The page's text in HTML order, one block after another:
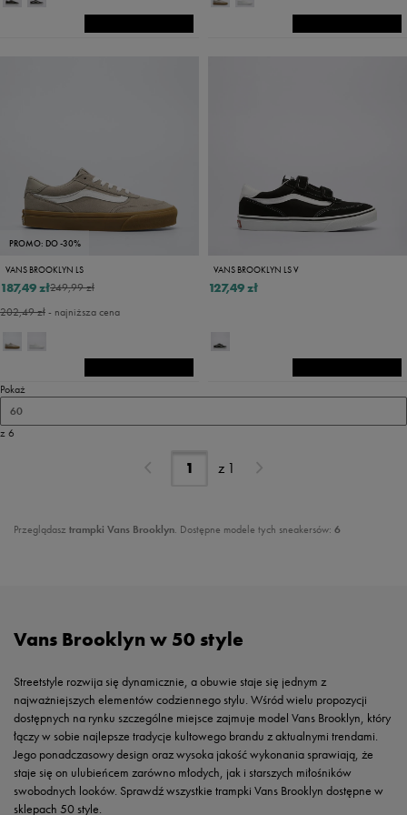
PROMO: DO -30%
VANS BROOKLYN LS
249,99 zł
187,49 zł
202,49 zł- najniższa cena
VANS BROOKLYN LS V
127,49 zł
Pokaż
60
z 6
z 1
Przeglądasz trampki Vans Brooklyn. Dostępne modele tych sneakersów: 6
Vans Brooklyn w 50 style
Streetstyle rozwija się dynamicznie, a obuwie staje się jednym z
najważniejszych elementów codziennego stylu. Wśród wielu propozycji
dostępnych na rynku szczególne miejsce zajmuje model Vans Brooklyn, który
łączy w sobie najlepsze tradycje kultowego brandu z aktualnymi trendami.
Jego ponadczasowy design oraz wysoka jakość wykonania sprawiają, że
staje się on ulubieńcem zarówno młodych, jak i starszych miłośników
swobodnych looków. Sprawdź wszystkie trampki Vans Brooklyn dostępne w
sklepach 50 style.